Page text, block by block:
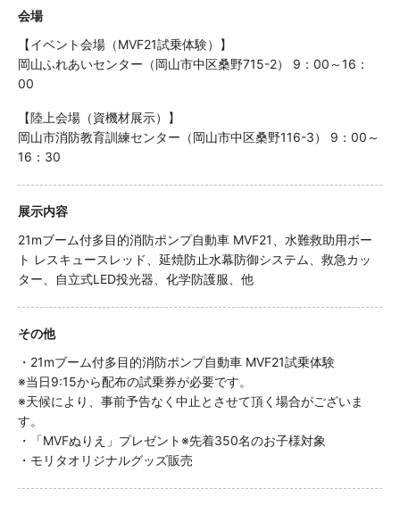
会場
【イベント会場（MVF21試乗体験）】
岡山ふれあいセンター（岡山市中区桑野715-2） 9：00～16：
00
【陸上会場（資機材展示）】
岡山市消防教育訓練センター（岡山市中区桑野116-3） 9：00～
16：30
展示内容
21mブーム付多目的消防ポンプ自動車 MVF21、水難救助用ボー
ト レスキュースレッド、延焼防止水幕防御システム、救急カッ
ター、自立式LED投光器、化学防護服、他
その他
・21mブーム付多目的消防ポンプ自動車 MVF21試乗体験
※当日9:15から配布の試乗券が必要です。
※天候により、事前予告なく中止とさせて頂く場合がございま
す。
・「MVFぬりえ」プレゼント※先着350名のお子様対象
・モリタオリジナルグッズ販売